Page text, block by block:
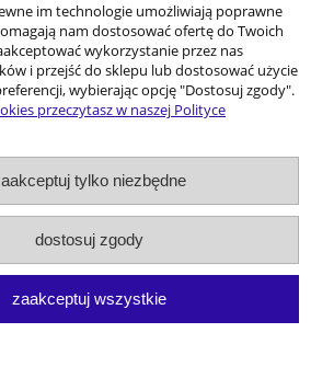
242,42 Kč
do koszyka
Pomoc
Dostawa i koszty
Moje konto
O firmie
im technologie umożliwiają poprawne
nam dostosować ofertę do Twoich
wykorzystanie przez nas
i przejść do sklepu lub dostosować użycie
wybierając opcję "Dostosuj zgody".
przeczytasz w naszej Polityce
tylko niezbędne
dostosuj zgody
zaakceptuj wszystkie